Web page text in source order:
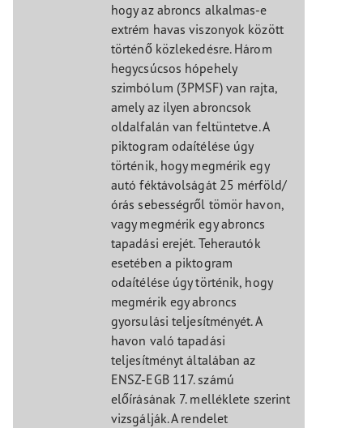
hogy az abroncs alkalmas-e
extrém havas viszonyok között
történő közlekedésre. Három
hegycsúcsos hópehely
szimbólum (3PMSF) van rajta,
amely az ilyen abroncsok
oldalfalán van feltüntetve. A
piktogram odaítélése úgy
történik, hogy megmérik egy
autó féktávolságát 25 mérföld/
órás sebességről tömör havon,
vagy megmérik egy abroncs
tapadási erejét. Teherautók
esetében a piktogram
odaítélése úgy történik, hogy
megmérik egy abroncs
gyorsulási teljesítményét. A
havon való tapadási
teljesítményt általában az
ENSZ-EGB 117. számú
előírásának 7. melléklete szerint
vizsgálják. A rendelet